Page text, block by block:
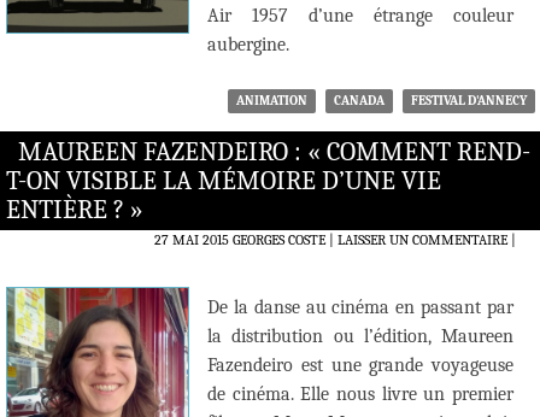
Air 1957 d’une étrange couleur
aubergine.
ANIMATION CANADA FESTIVAL D'ANNECY
MAUREEN FAZENDEIRO : « COMMENT REND-
T-ON VISIBLE LA MÉMOIRE D’UNE VIE
ENTIÈRE ? »
27 MAI 2015 GEORGES COSTE LAISSER UN COMMENTAIRE|
De la danse au cinéma en passant par
la distribution ou l’édition, Maureen
Fazendeiro est une grande voyageuse
de cinéma. Elle nous livre un premier